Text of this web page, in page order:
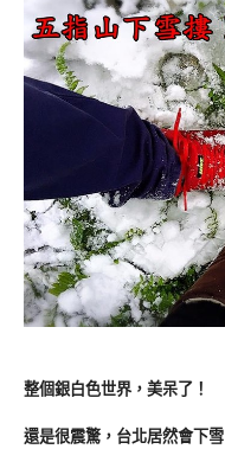
整個銀白色世界，美呆了！
還是很震驚，台北居然會下雪